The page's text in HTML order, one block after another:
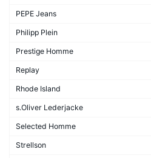
PEPE Jeans
Philipp Plein
Prestige Homme
Replay
Rhode Island
s.Oliver Lederjacke
Selected Homme
Strellson